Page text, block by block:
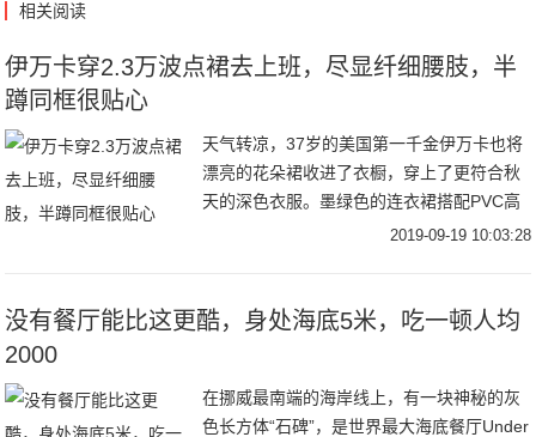
相关阅读
伊万卡穿2.3万波点裙去上班，尽显纤细腰肢，半
蹲同框很贴心
天气转凉，37岁的美国第一千金伊万卡也将
漂亮的花朵裙收进了衣橱，穿上了更符合秋
天的深色衣服。墨绿色的连衣裙搭配PVC高
跟鞋，受到了时尚评论的交口称赞，而裙摆
2019-09-19 10:03:28
没有餐厅能比这更酷，身处海底5米，吃一顿人均
2000
在挪威最南端的海岸线上，有一块神秘的灰
色长方体“石碑”，是世界最大海底餐厅Under